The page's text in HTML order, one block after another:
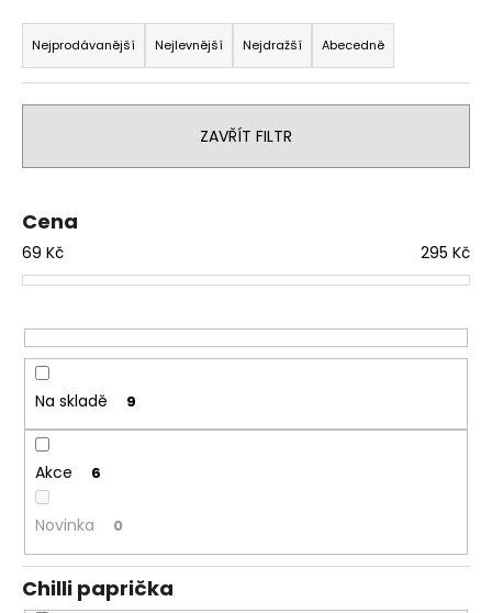
Ř
a
z
e
í
r
o
d
k
t
ů
Nejprodávanější Nejlevnější Nejdražší Abecedně
ZAVŘÍT FILTR
Cena
69 Kč 295 Kč
Na skladě 9
Akce 6
Novinka 0
Chilli paprička
D
o
p
o
j
e
m
PÁRTY
PACK
"PÁLÍ
HUBA"
245
Kč
Původně:
265